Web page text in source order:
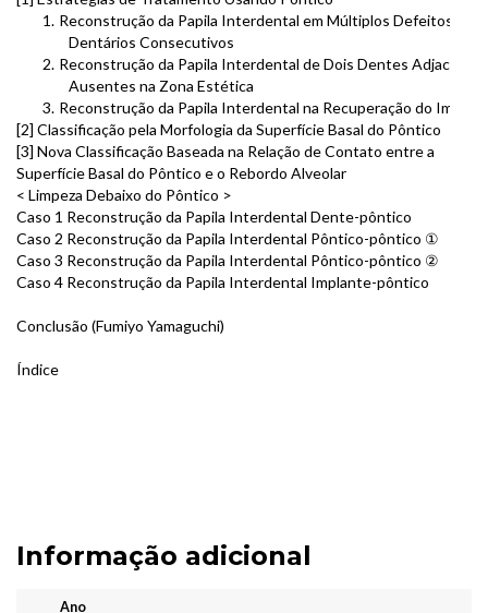
1. Reconstrução da Papila Interdental em Múltiplos Defeitos
Dentários Consecutivos
2. Reconstrução da Papila Interdental de Dois Dentes
Ausentes na Zona Estética
3. Reconstrução da Papila Interdental na Recuperação do
[2] Classificação pela Morfologia da Superfície Basal do Pôntico
[3] Nova Classificação Baseada na Relação de Contato entre a
Superfície Basal do Pôntico e o Rebordo Alveolar
< Limpeza Debaixo do Pôntico >
Caso 1 Reconstrução da Papila Interdental Dente-pôntico
Caso 2 Reconstrução da Papila Interdental Pôntico-pôntico ①
Caso 3 Reconstrução da Papila Interdental Pôntico-pôntico ②
Caso 4 Reconstrução da Papila Interdental Implante-pôntico
Conclusão (Fumiyo Yamaguchi)
Índice
Informação adicional
Ano